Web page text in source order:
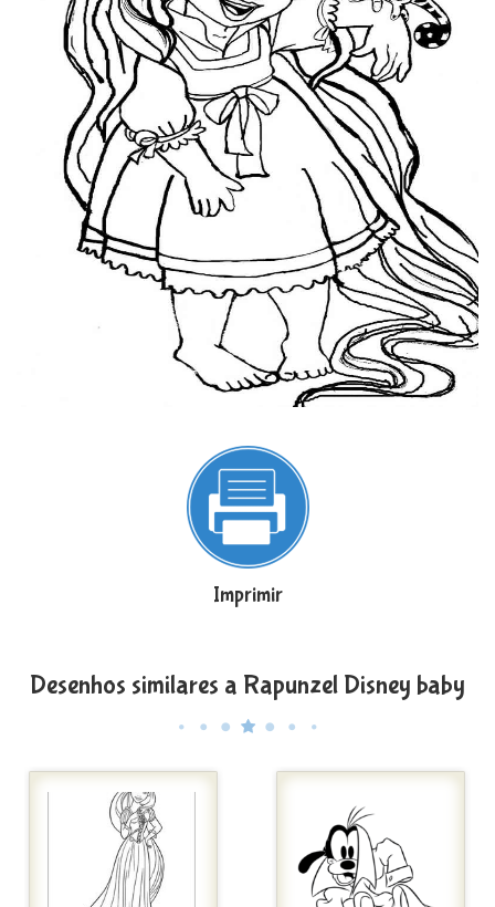
Imprimir
Desenhos similares a Rapunzel Disney baby